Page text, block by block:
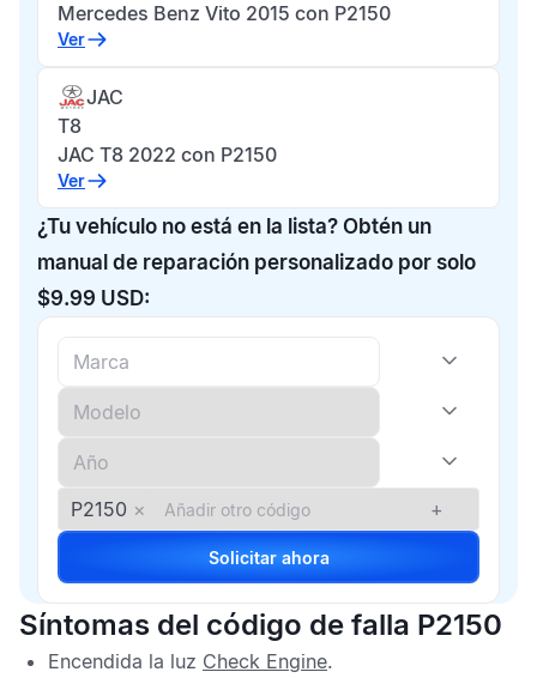
Mercedes Benz Vito 2015 con P2150
Ver
JAC
T8
JAC T8 2022 con P2150
Ver
¿Tu vehículo no está en la lista? Obtén un
manual de reparación personalizado por solo
$9.99 USD:
P2150 × +
Solicitar ahora
Síntomas del código de falla P2150
Encendida la luz Check Engine.